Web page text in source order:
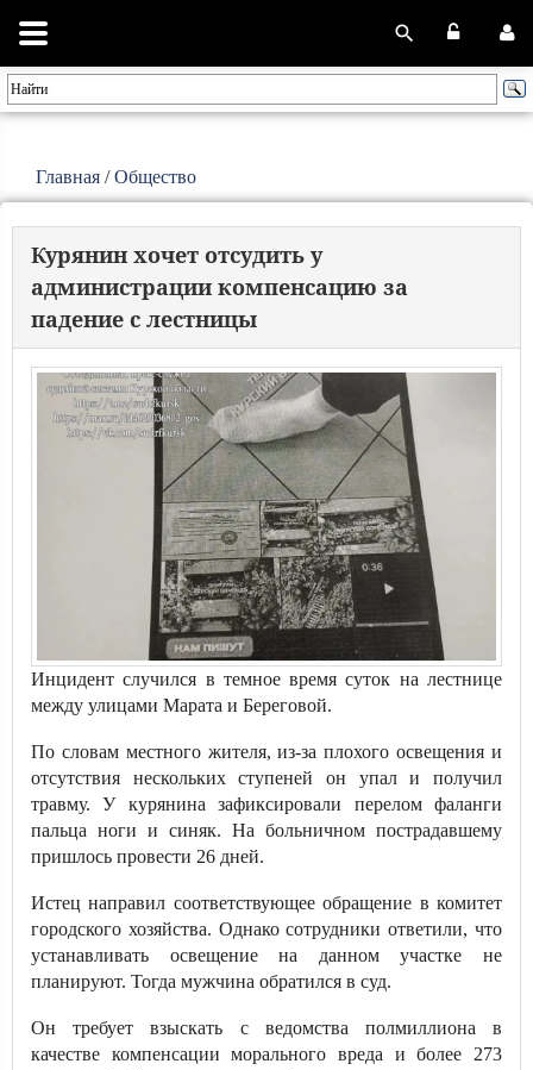
Главная /Общество
Курянин хочет отсудить у
администрации компенсацию за
падение с лестницы
Инцидент случился в темное время суток на лестнице
между улицами Марата и Береговой.
По словам местного жителя, из-за плохого освещения и
отсутствия нескольких ступеней он упал и получил
травму. У курянина зафиксировали перелом фаланги
пальца ноги и синяк. На больничном пострадавшему
пришлось провести 26 дней.
Истец направил соответствующее обращение в комитет
городского хозяйства. Однако сотрудники ответили, что
устанавливать освещение на данном участке не
планируют. Тогда мужчина обратился в суд.
Он требует взыскать с ведомства полмиллиона в
качестве компенсации морального вреда и более 273